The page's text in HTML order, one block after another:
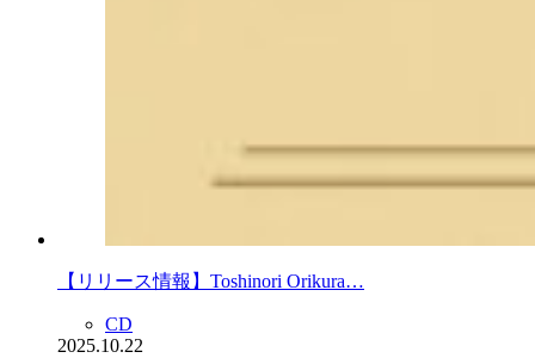
【リリース情報】Toshinori Orikura…
CD
2025.10.22